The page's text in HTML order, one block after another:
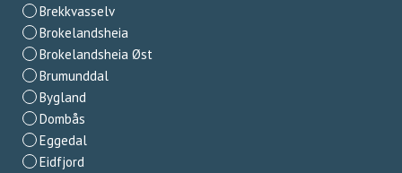
Brekkvasselv
Brokelandsheia
Brokelandsheia Øst
Brumunddal
Bygland
Dombås
Eggedal
Eidfjord